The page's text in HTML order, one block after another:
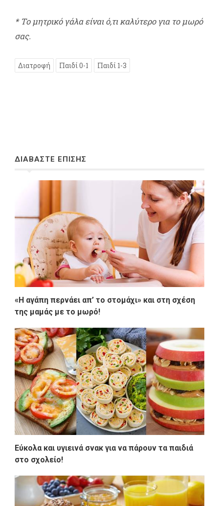
* Το μητρικό γάλα είναι ό,τι καλύτερο για το μωρό
σας.
Διατροφή Παιδί 0-1 Παιδί 1-3
ΔΙΑΒΑΣΤΕ ΕΠΙΣΗΣ
«Η αγάπη περνάει απ’ το στομάχι» και στη σχέση
της μαμάς με το μωρό!
Εύκολα και υγιεινά σνακ για να πάρουν τα παιδιά
στο σχολείο!